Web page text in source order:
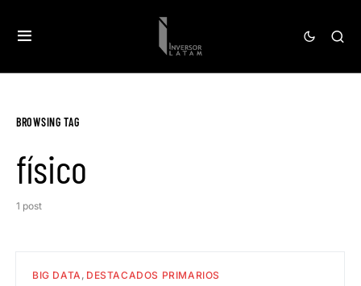
BROWSING TAG
físico
1 post
BIG DATA DESTACADOS PRIMARIOS